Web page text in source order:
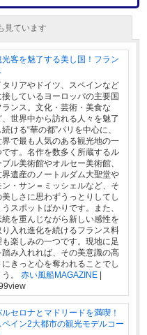
見ています
光客を魅了する美し国！フラン
タリアやドイツ、スペインなど
接しているヨーロッパの主要国
ランス。文化・芸術・美食な
、世界中から訪れる人々を魅了
続ける“華の都”パリを中心に、
界で最も人気のある観光地の一
です。名作を数多く所蔵するル
ブル美術館やオルセー美術館、
界遺産のノートルダム大聖堂や
ン・サン＝ミッシェルなど、そ
美しさに思わずうっとりしてし
うスポットばかりです。また、
統を重んじながら新しい感性を
り入れ進化を続けるフランス料
も楽しみの一つです。現地に足
踏み入れれば、その美意識の高
にきっと心を奪われることでし
。
赤い風船MAGAZINE|
ルセロナとマドリードを満喫！
ペイン2大都市の観光モデルコー